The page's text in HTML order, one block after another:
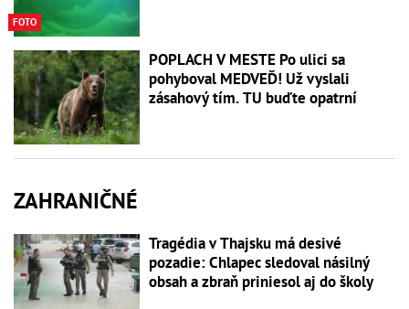
FOTO
POPLACH V MESTE Po ulici sa
pohyboval MEDVEĎ! Už vyslali
zásahový tím. TU buďte opatrní
ZAHRANIČNÉ
Tragédia v Thajsku má desivé
pozadie: Chlapec sledoval násilný
obsah a zbraň priniesol aj do školy